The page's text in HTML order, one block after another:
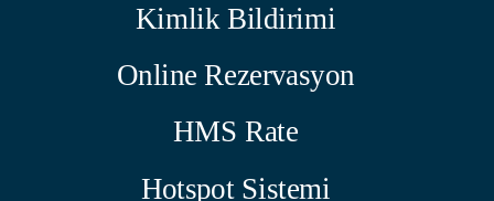
Kimlik Bildirimi
Online Rezervasyon
HMS Rate
Hotspot Sistemi